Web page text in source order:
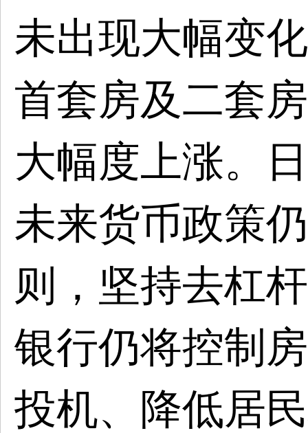
未出现大幅变
首套房及二套
大幅度上涨。
未来货币政策
则，坚持去杠
银行仍将控制
投机、降低居